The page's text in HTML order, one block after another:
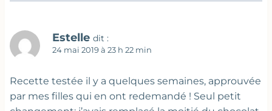
Estelle dit :
24 mai 2019 à 23 h 22 min
Recette testée il y a quelques semaines, approuvée
par mes filles qui en ont redemandé ! Seul petit